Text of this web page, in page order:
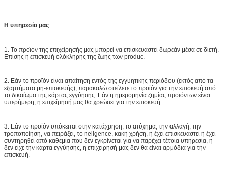
Η υπηρεσία μας
1. Το προϊόν της επιχείρησής μας μπορεί να επισκευαστεί δωρεάν μέσα σε διετή.
Επίσης η επισκευή ολόκληρης της ζωής των produc.
2. Εάν το προϊόν είναι απαίτηση εντός της εγγυητικής περιόδου (εκτός από τα
εξαρτήματα μη-επισκευής), παρακαλώ στείλετε το προϊόν για την επισκευή από
το δικαίωμα της κάρτας εγγύησης. Εάν η ημερομηνία ζημίας προϊόντων είναι
υπερήμερη, η επιχείρησή μας θα χρεώσει για την επισκευή.
3. Εάν το προϊόν υπόκειται στην κατάχρηση, το ατύχημα, την αλλαγή, την
τροποποίηση, να πειράξει, το neligence, κακή χρήση, ή έχει επισκευαστεί ή έχει
συντηρηθεί από καθεμία που δεν εγκρίνεται για να παρέχει τέτοια υπηρεσία, ή
δεν είχε την κάρτα εγγύησης, η επιχείρησή μας δεν θα είναι αρμόδια για την
επισκευή.